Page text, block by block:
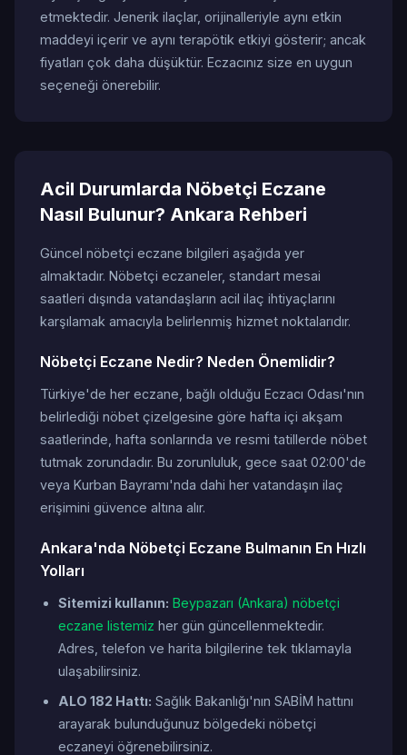
etmektedir. Jenerik ilaçlar, orijinalleriyle aynı etkin
maddeyi içerir ve aynı terapötik etkiyi gösterir; ancak
fiyatları çok daha düşüktür. Eczacınız size en uygun
seçeneği önerebilir.
Acil Durumlarda Nöbetçi Eczane
Nasıl Bulunur? Ankara Rehberi
Güncel nöbetçi eczane bilgileri aşağıda yer
almaktadır. Nöbetçi eczaneler, standart mesai
saatleri dışında vatandaşların acil ilaç ihtiyaçlarını
karşılamak amacıyla belirlenmiş hizmet noktalarıdır.
Nöbetçi Eczane Nedir? Neden Önemlidir?
Türkiye'de her eczane, bağlı olduğu Eczacı Odası'nın
belirlediği nöbet çizelgesine göre hafta içi akşam
saatlerinde, hafta sonlarında ve resmi tatillerde nöbet
tutmak zorundadır. Bu zorunluluk, gece saat 02:00'de
veya Kurban Bayramı'nda dahi her vatandaşın ilaç
erişimini güvence altına alır.
Ankara'nda Nöbetçi Eczane Bulmanın En Hızlı
Yolları
Sitemizi kullanın: Beypazarı (Ankara) nöbetçi
eczane listemiz her gün güncellenmektedir.
Adres, telefon ve harita bilgilerine tek tıklamayla
ulaşabilirsiniz.
ALO 182 Hattı: Sağlık Bakanlığı'nın SABİM hattını
arayarak bulunduğunuz bölgedeki nöbetçi
eczaneyi öğrenebilirsiniz.